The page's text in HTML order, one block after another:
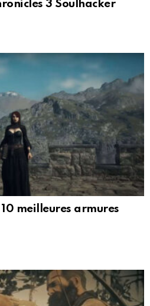
3 Soulhacker
meilleures armures